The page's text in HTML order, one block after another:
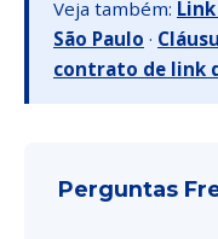
Veja também:
São Paulo ·
contrato de link
Perguntas